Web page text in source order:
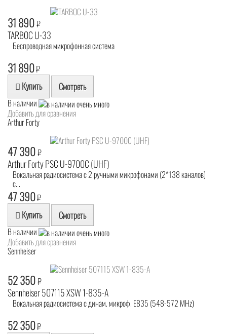
31 890₽
TARBOC U-33
Беспроводная микрофонная система
31 890₽
Купить Смотреть
В наличии
Добавить для сравнения
Arthur Forty
47 390₽
Arthur Forty PSC U-9700C (UHF)
Вокальная радиосистема с 2 ручными микрофонами (2*138 каналов)
с...
47 390₽
Купить Смотреть
В наличии
Добавить для сравнения
Sennheiser
52 350₽
Sennheiser 507115 XSW 1-835-A
Вокальная радиосистема с динам. микроф. E835 (548-572 MHz)
52 350₽